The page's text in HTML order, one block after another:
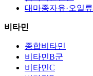
대마종자유·오일류
비타민
종합비타민
비타민B군
비타민C